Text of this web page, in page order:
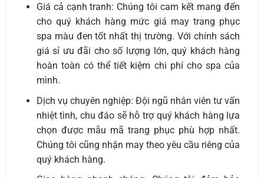
Giá cả cạnh tranh: Chúng tôi cam kết mang đến
cho quý khách hàng mức giá may trang phục
spa màu đen tốt nhất thị trường. Với chính sách
giá sỉ ưu đãi cho số lượng lớn, quý khách hàng
hoàn toàn có thể tiết kiệm chi phí cho spa của
mình.
Dịch vụ chuyên nghiệp: Đội ngũ nhân viên tư vấn
nhiệt tình, chu đáo sẽ hỗ trợ quý khách hàng lựa
chọn được mẫu mã trang phục phù hợp nhất.
Chúng tôi cũng nhận may theo yêu cầu riêng của
quý khách hàng.